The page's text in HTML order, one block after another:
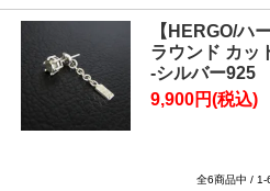
【HERGO/ハ
ラウンド カッ
-シルバー925
9,900円(税込)
全6商品中 / 1-